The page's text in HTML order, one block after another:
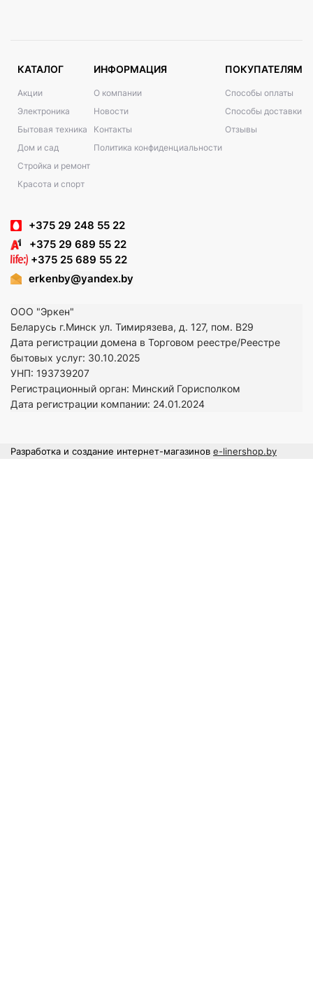
КАТАЛОГ
Акции
Электроника
Бытовая техника
Дом и сад
Стройка и ремонт
Красота и спорт
ИНФОРМАЦИЯ
О компании
Новости
Контакты
Политика конфиденциальности
ПОКУПАТЕЛЯМ
Способы оплаты
Способы доставки
Отзывы
+375 29 248 55 22
+375 29 689 55 22
+375 25 689 55 22
erkenby@yandex.by
ООО "Эркен"
Беларусь г.Минск ул. Тимирязева, д. 127, пом. В29
Дата регистрации домена в Торговом реестре/Реестре
бытовых услуг: 30.10.2025
УНП: 193739207
Регистрационный орган: Минский Горисполком
Дата регистрации компании: 24.01.2024
Разработка и создание интернет-магазинов e-linershop.by